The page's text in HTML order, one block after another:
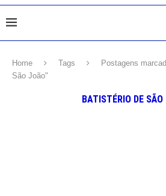
Home Tags
Postagens
São João"
BATISTÉRIO DE SÃO